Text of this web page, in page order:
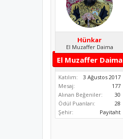
Hünkar
El Muzaffer Daima
El Muzaffer Daima
Katılım:
3 Ağustos 2017
Mesaj:
177
Alınan Beğeniler:
30
Ödül Puanları:
28
Şehir:
Payitaht